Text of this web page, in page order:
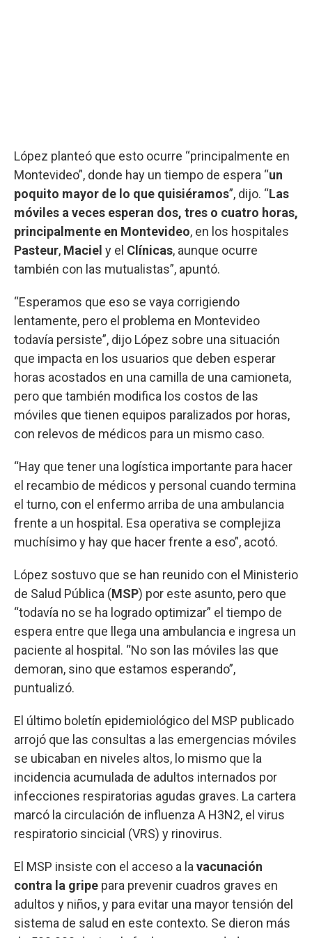
López planteó que esto ocurre “principalmente en
Montevideo”, donde hay un tiempo de espera “un
poquito mayor de lo que quisiéramos”, dijo. “Las
móviles a veces esperan dos, tres o cuatro horas,
principalmente en Montevideo, en los hospitales
Pasteur, Maciel y el Clínicas, aunque ocurre
también con las mutualistas”, apuntó.
“Esperamos que eso se vaya corrigiendo
lentamente, pero el problema en Montevideo
todavía persiste”, dijo López sobre una situación
que impacta en los usuarios que deben esperar
horas acostados en una camilla de una camioneta,
pero que también modifica los costos de las
móviles que tienen equipos paralizados por horas,
con relevos de médicos para un mismo caso.
“Hay que tener una logística importante para hacer
el recambio de médicos y personal cuando termina
el turno, con el enfermo arriba de una ambulancia
frente a un hospital. Esa operativa se complejiza
muchísimo y hay que hacer frente a eso”, acotó.
López sostuvo que se han reunido con el Ministerio
de Salud Pública (MSP) por este asunto, pero que
“todavía no se ha logrado optimizar” el tiempo de
espera entre que llega una ambulancia e ingresa un
paciente al hospital. “No son las móviles las que
demoran, sino que estamos esperando”,
puntualizó.
El último boletín epidemiológico del MSP publicado
arrojó que las consultas a las emergencias móviles
se ubicaban en niveles altos, lo mismo que la
incidencia acumulada de adultos internados por
infecciones respiratorias agudas graves. La cartera
marcó la circulación de influenza A H3N2, el virus
respiratorio sincicial (VRS) y rinovirus.
El MSP insiste con el acceso a la vacunación
contra la gripe para prevenir cuadros graves en
adultos y niños, y para evitar una mayor tensión del
sistema de salud en este contexto. Se dieron más